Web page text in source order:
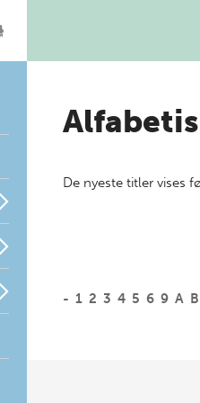
De nyeste titler vises
- 1 2 3 4 5 6 9 A B